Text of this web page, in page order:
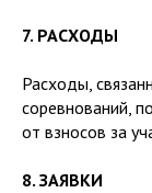
7. РАСХОДЫ
Расходы,
соревнований,
от взносов за
8. ЗАЯВКИ